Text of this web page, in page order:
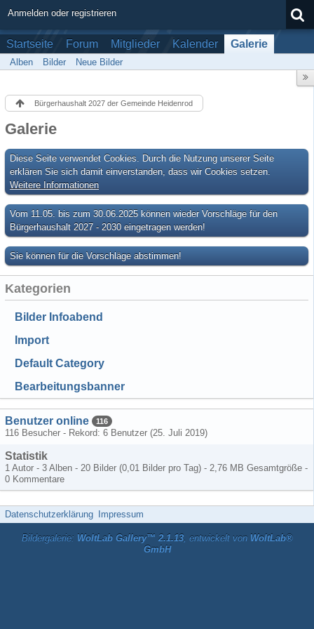
Anmelden oder registrieren
Startseite Forum Mitglieder Kalender Galerie
Alben Bilder Neue Bilder
Bürgerhaushalt 2027 der Gemeinde Heidenrod
Galerie
Diese Seite verwendet Cookies. Durch die Nutzung unserer Seite
erklären Sie sich damit einverstanden, dass wir Cookies setzen.
Weitere Informationen
Vom 11.05. bis zum 30.06.2025 können wieder Vorschläge für den
Bürgerhaushalt 2027 - 2030 eingetragen werden!
Sie können für die Vorschläge abstimmen!
Kategorien
Bilder Infoabend
Import
Default Category
Bearbeitungsbanner
Benutzer online 116
116 Besucher - Rekord: 6 Benutzer (25. Juli 2019)
Statistik
1 Autor - 3 Alben - 20 Bilder (0,01 Bilder pro Tag) - 2,76 MB Gesamtgröße -
0 Kommentare
Datenschutzerklärung Impressum
Bildergalerie: WoltLab Gallery™ 2.1.13, entwickelt von WoltLab®
GmbH